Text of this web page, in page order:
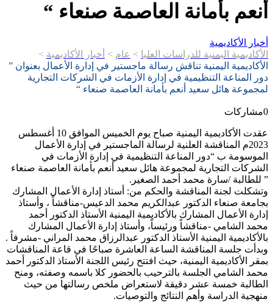
أنعم بأمانة العاصمة صنعاء “
أخبار الأكاديمية
الأكاديمية اليمنية للدراسات العليا > عام > أخبار الأكاديمية >
الأكاديمية اليمنية تناقش رسالة ماجستير في إدارة الأعمال بعنوان ”
دور المناعة التنظيمية في إدارة الأزمات في الشركات التجارية
لمجموعة هائل سعيد أنعم بأمانة العاصمة صنعاء “
0مشاركات
عقدت الأكاديمية اليمنية صباح يوم الخميس الموافق 10 أغسطس
2023م المناقشة العلنية لرسالة الماجستير في إدارة الأعمال
الموسومة ب “دور المناعة التنظيمية في إدارة الأزمات في
الشركات التجارية لمجموعة هائل سعيد أنعم بأمانة العاصمة صنعاء
” للطالبة /سارة محمد أحمد الصغير.
وتشكلت لجنة المناقشة والحكم من: أستاذ إدارة الأعمال المشارك
بجامعة صنعاء الدكتور عبدالكريم محمد الدعيس-مناقشاً ، وأستاذ
إدارة الأعمال المشارك بالأكاديمية اليمنية الأستاذ الدكتور أحمد
محمد الشامي -مناقشاً ورئيساً، وأستاذ إدارة الأعمال المشارك
بالأكاديمية اليمنية الأستاذ الدكتور عبدالرزاق محمد المراني -مشرفاً .
وبدأت جلسة المناقشة الساعة العاشرة صباحًا في قاعة المناقشات
بمقر الأكاديمية اليمنية، حيث افتتح رئيس اللجنة الأستاذ الدكتور أحمد
محمد الشامي الجلسة بالترحيب بالحضور كلا باسمه وصفته، ومنح
الطالبة خمسة عشر دقيقة لاستعراض ملخص رسالتها من حيث
منهجية الدراسة وأهم النتائج والتوصيات.